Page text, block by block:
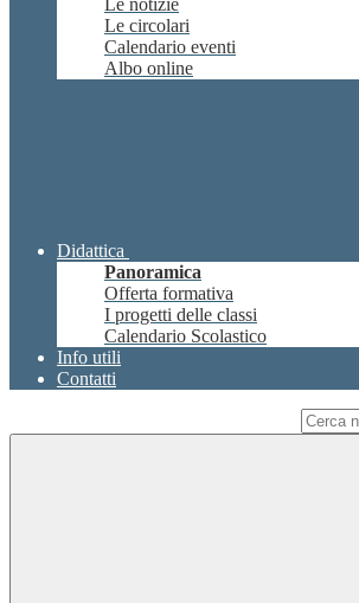
Le notizie
Le circolari
Calendario eventi
Albo online
Didattica
Panoramica
Offerta formativa
I progetti delle classi
Calendario Scolastico
Info utili
Contatti